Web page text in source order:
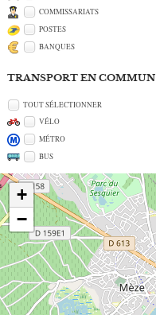
COMMISSARIATS
POSTES
BANQUES
TRANSPORT EN COMMUN
TOUT SÉLECTIONNER
VÉLO
MÉTRO
BUS
+
−